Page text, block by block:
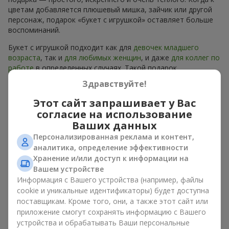
цветам добавляется плюшевый мишка, зайчик или другой
персонаж, подарок «букет с игрушкой» оставляет больше
воспоминаний.
Букет с игрушкой подходит как для девочек младшего
возраста, так и для любимых женщин, и даже для коллег по
работев определенных случаях. Такой подарок
подчеркивает искреннюю заботу, уют и желание сделать
человеку приятно. Наflowers.uaможно найти
разнообразные предложения на любой вкус и бюджет,
чтобы сделать подарок в г. Боярка незабываемым.
Как мягкая игрушка
подчеркивает эмоции вместе
с цветами
Букет с игрушкой — универсальное и всегда удачное
решение. Такое сочетание удваивает эмоции и позволяет
их обновлять в памяти каждый раз, когда плюшевый друг
попадает в поле зрения. Вместе букет с игрушкой
работают идеально. Цветы и игрушка создают баланс
Здравствуйте!
Этот сайт запрашивает у Вас
согласие на использование
Ваших данных
Персонализированная реклама и контент,
аналитика, определение эффективности
Хранение и/или доступ к информации на
Вашем устройстве
Информация с Вашего устройства (например, файлы
cookie и уникальные идентификаторы) будет доступна
поставщикам. Кроме того, они, а также этот сайт или
приложение смогут сохранять информацию с Вашего
устройства и обрабатывать Ваши персональные